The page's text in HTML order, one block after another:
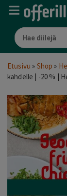
Etusivu » Shop »
kahdelle | -20 % |